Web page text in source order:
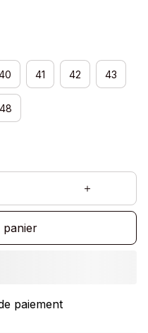
41 42 43
48
panier
paiement